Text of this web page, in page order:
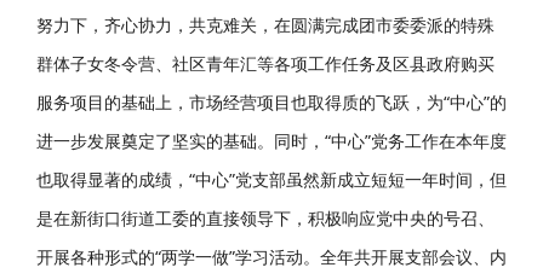
努力下，齐心协力，共克难关，在圆满完成团市委委派的特殊
群体子女冬令营、社区青年汇等各项工作任务及区县政府购买
服务项目的基础上，市场经营项目也取得质的飞跃，为“中心”的
进一步发展奠定了坚实的基础。同时，“中心”党务工作在本年度
也取得显著的成绩，“中心”党支部虽然新成立短短一年时间，但
是在新街口街道工委的直接领导下，积极响应党中央的号召、
开展各种形式的“两学一做”学习活动。全年共开展支部会议、内